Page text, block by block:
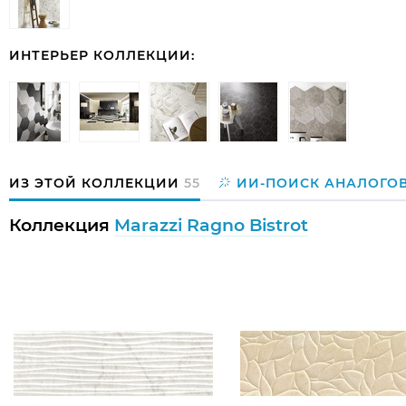
ИНТЕРЬЕР КОЛЛЕКЦИИ:
ИЗ ЭТОЙ КОЛЛЕКЦИИ 55 ИИ-ПОИСК
Коллекция Marazzi Ragno Bistrot